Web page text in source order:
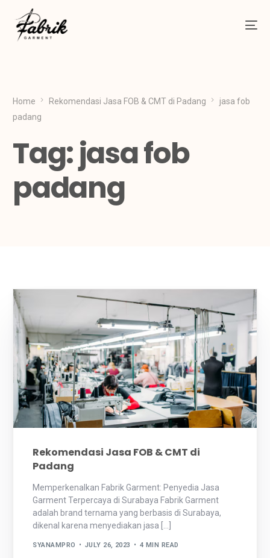
Home Rekomendasi Jasa FOB & CMT di Padang
jasa fob
padang
Tag:jasa fob
padang
Rekomendasi Jasa FOB & CMT di
Padang
Memperkenalkan Fabrik Garment: Penyedia Jasa
Garment Terpercaya di Surabaya Fabrik Garment
adalah brand ternama yang berbasis di Surabaya,
dikenal karena menyediakan jasa […]
SYANAMPRO JULY 26, 2023 4 MIN READ